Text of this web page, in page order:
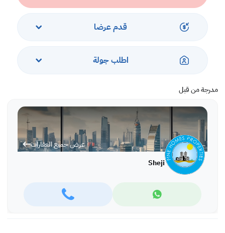
قدم عرضا
اطلب جولة
مدرجة من قبل
عرض جميع العقارات
Sheji